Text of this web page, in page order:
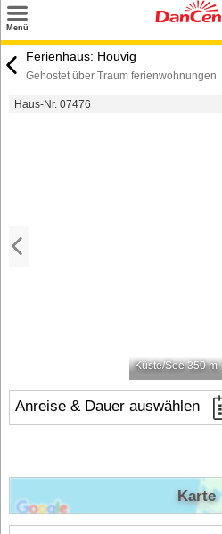
Menü
Suchen
Ferienhaus: Houvig
Gehostet über Traum ferienwohnungen
Haus-Nr. 07476
Küste/See 350 m
Anreise & Dauer auswählen
Karte